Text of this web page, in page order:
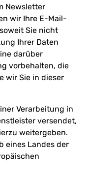
Newsletter
wir Ihre E-Mail-
Sie nicht
Ihrer Daten
darüber
vorbehalten, die
wir Sie in dieser
Verarbeitung in
versendet,
weitergeben.
eines Landes der